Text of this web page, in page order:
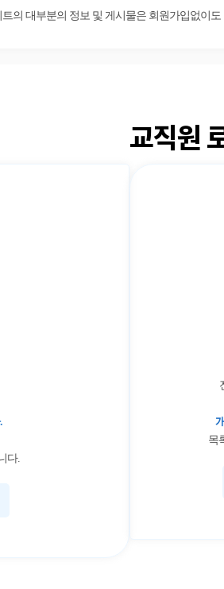
의 대부분의 정보 및 게시물은 회원가입없이
다.
교직원
목